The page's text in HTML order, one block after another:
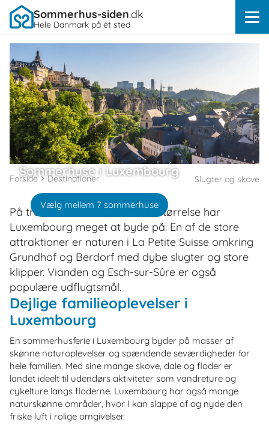
Sommerhus-siden.dk
Hele Danmark på ét sted
Sommerhuse i Luxembourg
Vælg mellem 7 sommerhuse
Forside Destinationer Slugter og skove
På trods af landets beskedne størrelse har
Luxembourg meget at byde på. En af de store
attraktioner er naturen i La Petite Suisse omkring
Grundhof og Berdorf med dybe slugter og store
klipper. Vianden og Esch-sur-Sûre er også
populære udflugtsmål.
Dejlige familieoplevelser i
Luxembourg
En sommerhusferie i Luxembourg byder på masser af
skønne naturoplevelser og spændende seværdigheder for
hele familien. Med sine mange skove, dale og floder er
landet ideelt til udendørs aktiviteter som vandreture og
cykelture langs floderne. Luxembourg har også mange
naturskønne områder, hvor I kan slappe af og nyde den
friske luft i rolige omgivelser.